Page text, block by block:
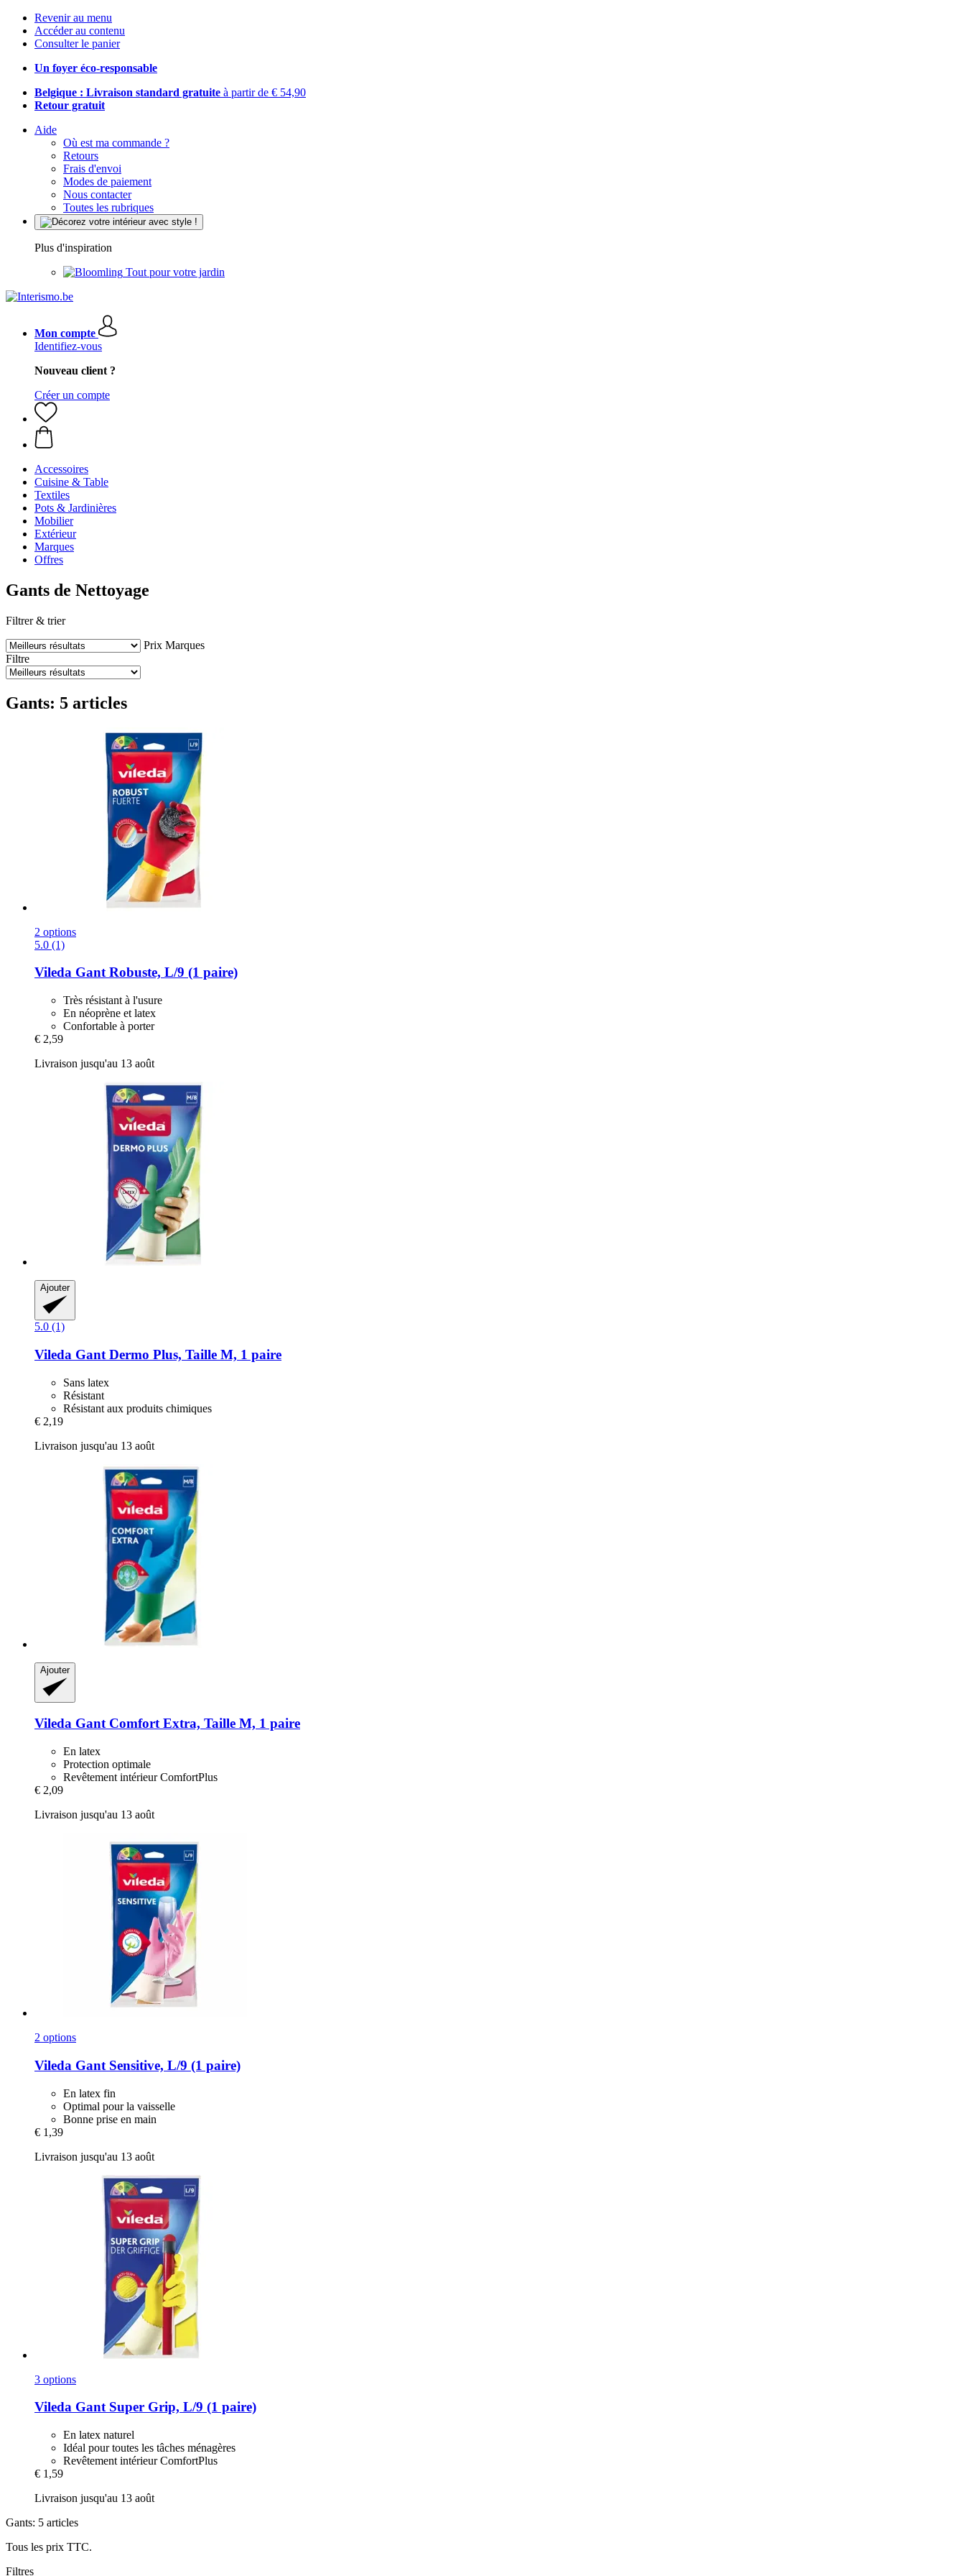
Revenir au menu
Accéder au contenu
Consulter le panier
Un foyer éco-responsable
Belgique : Livraison standard gratuite à partir de € 54,90
Retour gratuit
Aide
Où est ma commande ?
Retours
Frais d'envoi
Modes de paiement
Nous contacter
Toutes les rubriques
Plus d'inspiration
Tout pour votre jardin
Mon compte
Identifiez-vous
Nouveau client ?
Créer un compte
Accessoires
Cuisine & Table
Textiles
Pots & Jardinières
Mobilier
Extérieur
Marques
Offres
Gants de Nettoyage
Filtrer & trier
Prix Marques
Filtre
Gants: 5 articles
2 options
5.0 (1)
Vileda Gant Robuste, L/9 (1 paire)
Très résistant à l'usure
En néoprène et latex
Confortable à porter
€ 2,59
Livraison jusqu'au 13 août
Ajouter
5.0 (1)
Vileda Gant Dermo Plus, Taille M, 1 paire
Sans latex
Résistant
Résistant aux produits chimiques
€ 2,19
Livraison jusqu'au 13 août
Ajouter
Vileda Gant Comfort Extra, Taille M, 1 paire
En latex
Protection optimale
Revêtement intérieur ComfortPlus
€ 2,09
Livraison jusqu'au 13 août
2 options
Vileda Gant Sensitive, L/9 (1 paire)
En latex fin
Optimal pour la vaisselle
Bonne prise en main
€ 1,39
Livraison jusqu'au 13 août
3 options
Vileda Gant Super Grip, L/9 (1 paire)
En latex naturel
Idéal pour toutes les tâches ménagères
Revêtement intérieur ComfortPlus
€ 1,59
Livraison jusqu'au 13 août
Gants: 5 articles
Tous les prix TTC.
Filtres